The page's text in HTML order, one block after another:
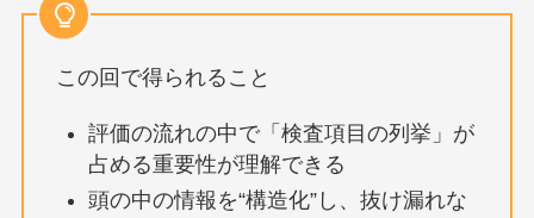
この回で得られること
評価の流れの中で「検査項目の列挙」が
占める重要性が理解できる
頭の中の情報を“構造化”し、抜け漏れな